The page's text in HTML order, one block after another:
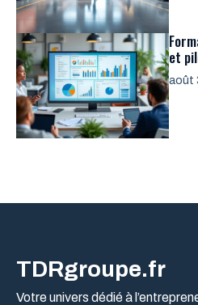
et
août
TDRgroupe.fr
Votre univers dédié à